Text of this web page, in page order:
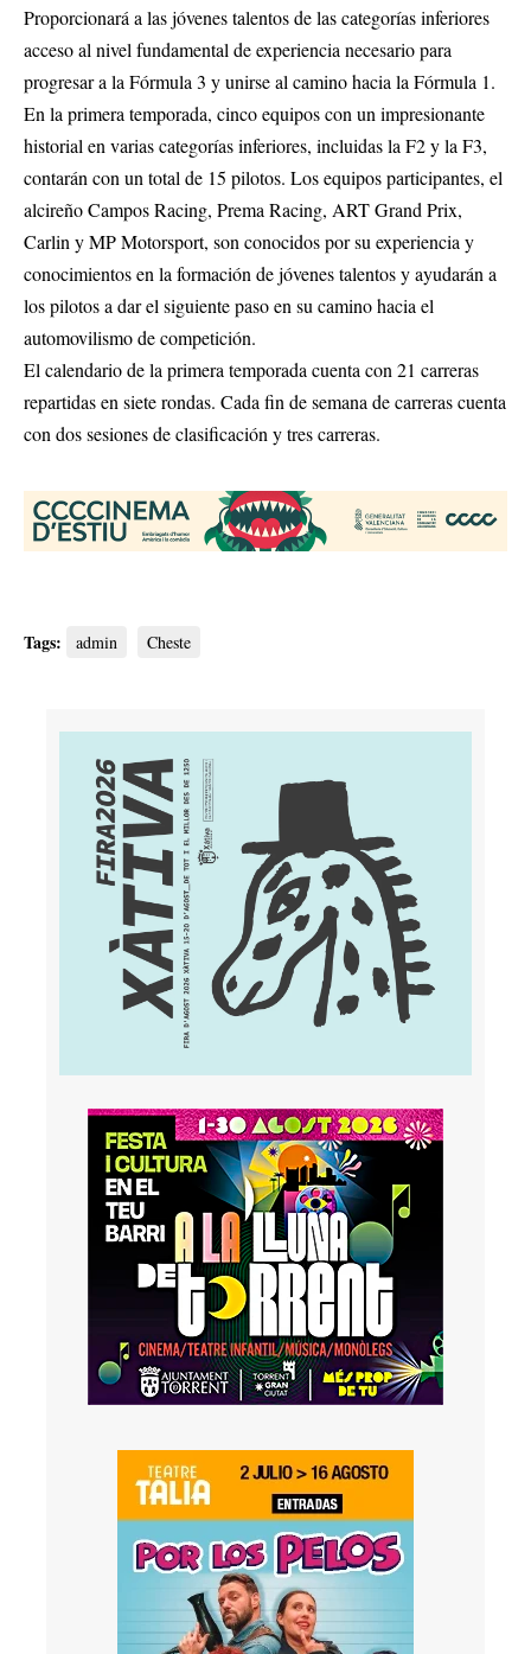
Proporcionará a las jóvenes talentos de las categorías inferiores
acceso al nivel fundamental de experiencia necesario para
progresar a la Fórmula 3 y unirse al camino hacia la Fórmula 1.
En la primera temporada, cinco equipos con un impresionante
historial en varias categorías inferiores, incluidas la F2 y la F3,
contarán con un total de 15 pilotos. Los equipos participantes, el
alcireño Campos Racing, Prema Racing, ART Grand Prix,
Carlin y MP Motorsport, son conocidos por su experiencia y
conocimientos en la formación de jóvenes talentos y ayudarán a
los pilotos a dar el siguiente paso en su camino hacia el
automovilismo de competición.
El calendario de la primera temporada cuenta con 21 carreras
repartidas en siete rondas. Cada fin de semana de carreras cuenta
con dos sesiones de clasificación y tres carreras.
Tags: admin Cheste